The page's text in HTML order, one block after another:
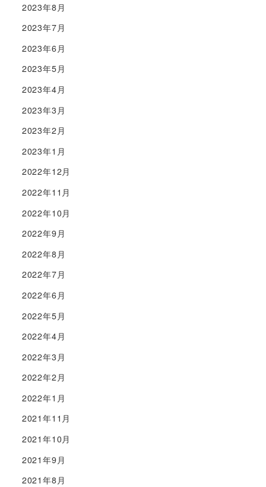
2023年8月
2023年7月
2023年6月
2023年5月
2023年4月
2023年3月
2023年2月
2023年1月
2022年12月
2022年11月
2022年10月
2022年9月
2022年8月
2022年7月
2022年6月
2022年5月
2022年4月
2022年3月
2022年2月
2022年1月
2021年11月
2021年10月
2021年9月
2021年8月